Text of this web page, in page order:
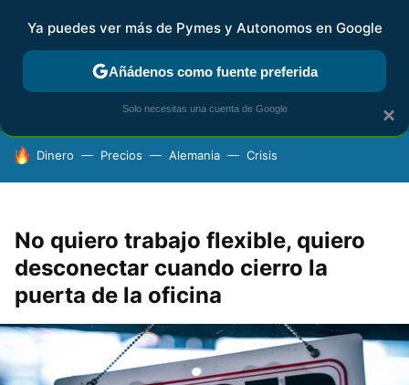
FISCALIDAD Y CONTABILIDAD KIT DIGITAL RENTA
HOY SE HABLA DE
Dinero Precios Alemania Crisis
No quiero trabajo flexible, quiero
desconectar cuando cierro la
puerta de la oficina
×
Ya puedes ver más de Pymes y Autonomos en Google
Añádenos como fuente preferida
Solo necesitas una cuenta de Google